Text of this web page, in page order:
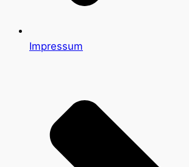
Impressum